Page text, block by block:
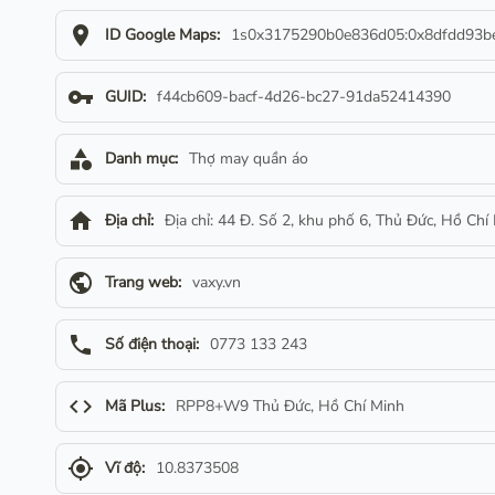
location_on ID Google Maps:
vpn_key GUID: f44cb609-bacf-4d26-bc27-91da52414390
category Danh mục: Thợ may quần áo
home Địa chỉ: Địa chỉ: 44 Đ. Số 2, khu phố 6, Thủ Đức, Hồ
public Trang web: vaxy.vn
phone Số điện thoại: 0773 133 243
code Mã Plus: RPP8+W9 Thủ Đức, Hồ Chí Minh
gps_fixed Vĩ độ: 10.8373508